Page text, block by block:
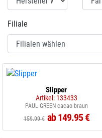
Filiale
Slipper
Artikel: 133433
PAUL GREEN cacao braun
159.99 € ab 149.95 €